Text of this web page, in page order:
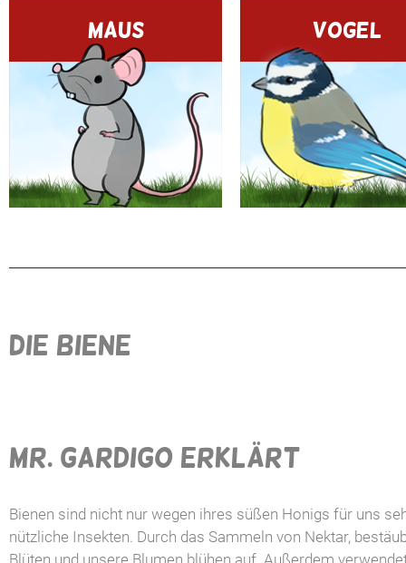
MAUS VOGEL
DIE BIENE
MR. GARDIGO ERKLÄRT
Bienen sind nicht nur wegen ihres süßen Honigs für uns
nützliche Insekten. Durch das Sammeln von Nektar,
Blüten und unsere Blumen blühen auf. Außerdem